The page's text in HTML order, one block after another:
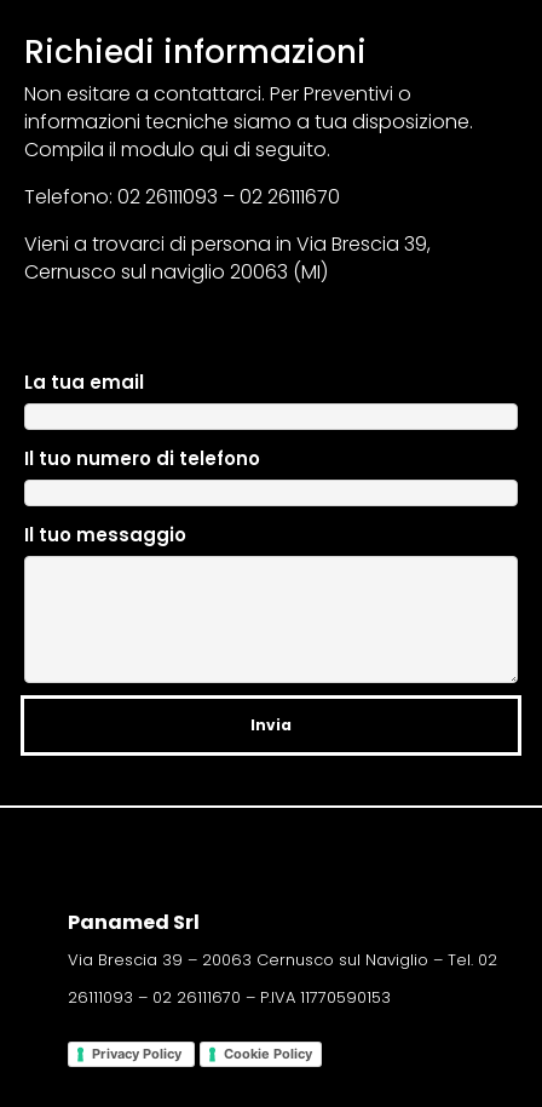
Richiedi informazioni
Non esitare a contattarci. Per Preventivi o
informazioni tecniche siamo a tua disposizione.
Compila il modulo qui di seguito.
Telefono: 02 26111093 – 02 26111670
Vieni a trovarci di persona in Via Brescia 39,
Cernusco sul naviglio 20063 (MI)
La tua email
Il tuo numero di telefono
Il tuo messaggio
A
l
e
n
a
:
Panamed Srl
Via Brescia 39 – 20063 Cernusco sul Naviglio – Tel. 02
26111093 – 02 26111670 – P.IVA 11770590153
Privacy Policy Cookie Policy